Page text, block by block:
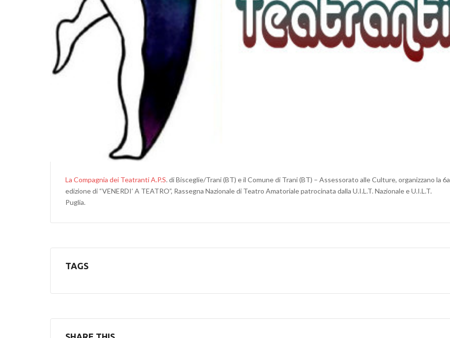
La Compagnia dei Teatranti A.P.S. di Bisceglie/Trani (BT) e il Comune di Trani (BT) – Assessorato alle Culture, organizzano la 6a
edizione di “VENERDI’ A TEATRO”, Rassegna Nazionale di Teatro Amatoriale patrocinata dalla U.I.L.T. Nazionale e U.I.L.T.
Puglia.
TAGS